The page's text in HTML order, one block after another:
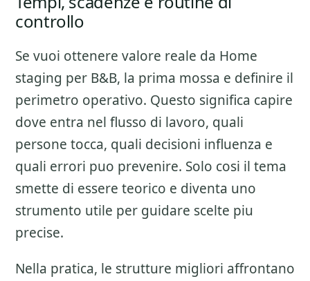
controllo
Se vuoi ottenere valore reale da Home
staging per B&B, la prima mossa e definire il
perimetro operativo. Questo significa capire
dove entra nel flusso di lavoro, quali
persone tocca, quali decisioni influenza e
quali errori puo prevenire. Solo cosi il tema
smette di essere teorico e diventa uno
strumento utile per guidare scelte piu
precise.
Nella pratica, le strutture migliori affrontano